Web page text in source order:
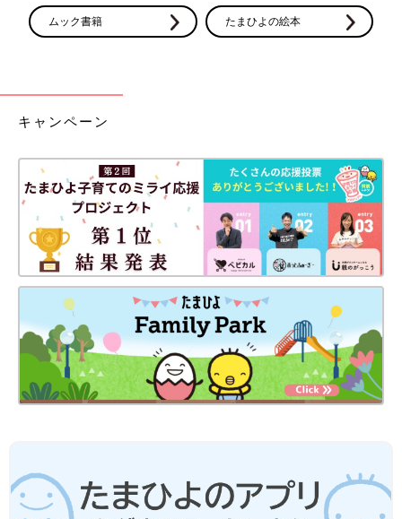
つき。
楽天ブックスで購入
ムック書籍 たまひよの絵本
キャンペーン